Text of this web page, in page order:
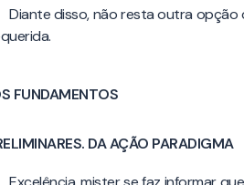
Diante disso, não resta outra
FUNDAMENTOS
DA AÇÃO PARADIGMA